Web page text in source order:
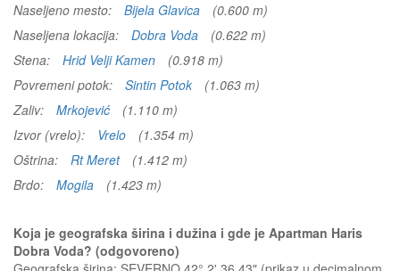
Naseljeno mesto:
Bijela Glavica
(0.600 m)
Naseljena lokacija:
Dobra Voda
(0.622 m)
Stena:
Hrid Velji Kamen
(0.918 m)
Povremeni potok:
Sintin Potok
(1.063 m)
Zaliv:
Mrkojević
(1.110 m)
Izvor (vrelo):
Vrelo
(1.354 m)
Oštrina:
Rt Meret
(1.412 m)
Brdo:
Mogila (1.423 m)
Koja je geografska širina i dužina i gde je Apartman Haris
Dobra Voda? (odgovoreno)